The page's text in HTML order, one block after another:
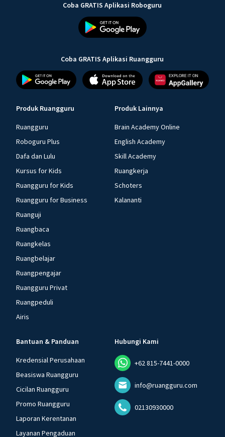
Coba GRATIS Aplikasi Roboguru
Coba GRATIS Aplikasi Ruangguru
Produk Ruangguru
Ruangguru
Roboguru Plus
Dafa dan Lulu
Kursus for Kids
Ruangguru for Kids
Ruangguru for Business
Ruanguji
Ruangbaca
Ruangkelas
Ruangbelajar
Ruangpengajar
Ruangguru Privat
Ruangpeduli
Airis
Produk Lainnya
Brain Academy Online
English Academy
Skill Academy
Ruangkerja
Schoters
Kalananti
Bantuan & Panduan
Kredensial Perusahaan
Beasiswa Ruangguru
Cicilan Ruangguru
Promo Ruangguru
Laporan Kerentanan
Layanan Pengaduan
Hubungi Kami
+62 815-7441-0000
info@ruangguru.com
02130930000